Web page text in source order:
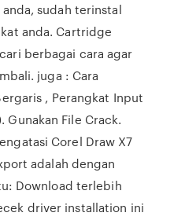
sudah terinstal
anda. Cartridge
berbagai cara agar
juga : Cara
, Perangkat Input
File Crack.
Corel Draw X7
adalah dengan
Download terlebih
driver installation ini